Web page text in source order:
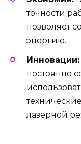
точности
позволяет
энергию.
Инновации:
постоянно
лазерной